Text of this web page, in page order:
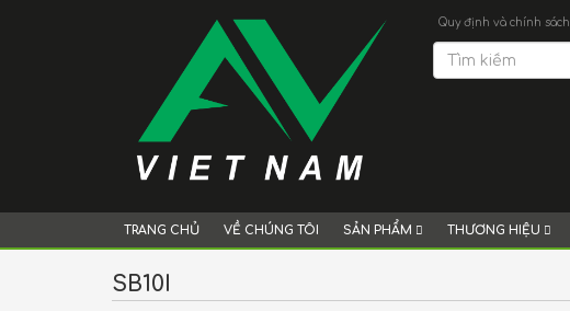
Quy định và chính sách
TRANG CHỦ VỀ CHÚNG TÔI SẢN PHẨM THƯƠNG HIỆU
SB10I